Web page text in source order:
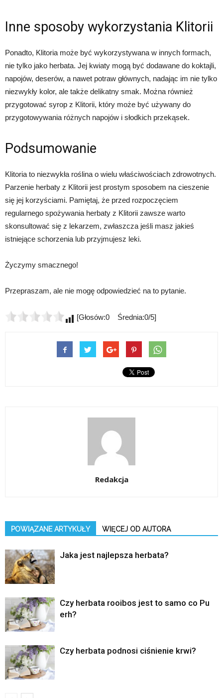
Inne sposoby wykorzystania Klitorii
Ponadto, Klitoria może być wykorzystywana w innych formach,
nie tylko jako herbata. Jej kwiaty mogą być dodawane do koktajli,
napojów, deserów, a nawet potraw głównych, nadając im nie tylko
niezwykły kolor, ale także delikatny smak. Można również
przygotować syrop z Klitorii, który może być używany do
przygotowywania różnych napojów i słodkich przekąsek.
Podsumowanie
Klitoria to niezwykła roślina o wielu właściwościach zdrowotnych.
Parzenie herbaty z Klitorii jest prostym sposobem na cieszenie
się jej korzyściami. Pamiętaj, że przed rozpoczęciem
regularnego spożywania herbaty z Klitorii zawsze warto
skonsultować się z lekarzem, zwłaszcza jeśli masz jakieś
istniejące schorzenia lub przyjmujesz leki.
Życzymy smacznego!
Przepraszam, ale nie mogę odpowiedzieć na to pytanie.
[Głosów:0 Średnia:0/5]
Redakcja
POWIĄZANE ARTYKUŁY WIĘCEJ OD AUTORA
Jaka jest najlepsza herbata?
Czy herbata rooibos jest to samo co Pu
erh?
Czy herbata podnosi ciśnienie krwi?